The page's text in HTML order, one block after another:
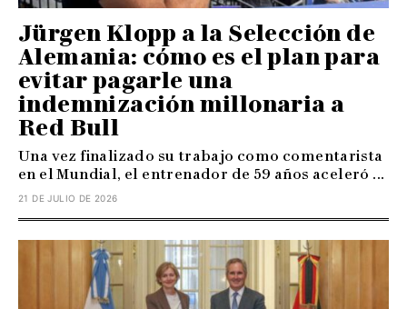
Jürgen Klopp a la Selección de
Alemania: cómo es el plan para
evitar pagarle una
indemnización millonaria a
Red Bull
Una vez finalizado su trabajo como comentarista
en el Mundial, el entrenador de 59 años aceleró ...
21 DE JULIO DE 2026